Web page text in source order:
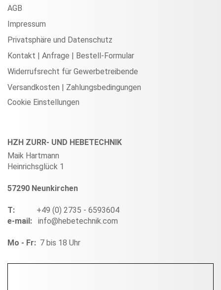
AGB
Impressum
Privatsphäre und Datenschutz
Kontakt | Anfrage | Bestell-Formular
Widerrufsrecht für Gewerbetreibende
Versandkosten | Zahlungsbedingungen
Cookie Einstellungen
HZH ZURR- UND HEBETECHNIK
Maik Hartmann
Heinrichsglück 1
57290 Neunkirchen
T: +49 (0) 2735 - 6593604
e-mail: info@hebetechnik.com
Mo - Fr: 7 bis 18 Uhr